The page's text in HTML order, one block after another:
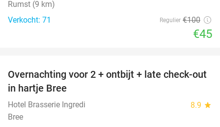
Rumst (9 km)
Verkocht: 71
Regulier €100
€45
41%
TODAY
Overnachting voor 2 + ontbijt + late check-out
in hartje Bree
Hotel Brasserie Ingredi 8.9 star
Bree